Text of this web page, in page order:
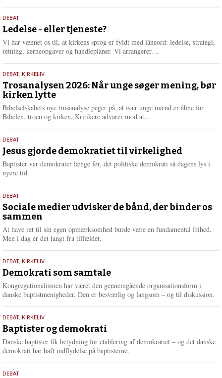
e
r
e
10.
juni
2026
DEBAT
Ledelse - eller tjeneste?
Vi har vænnet os til, at kirkens sprog er fyldt med låneord: ledelse, strategi,
retning, kerneopgaver og handleplaner. Vi arrangerer…
e
2.
juni
2026
DEBAT, KIRKELIV
Trosanalysen 2026: Når unge søger mening, bør
kirken lytte
Bibelselskabets nye trosanalyse peger på, at især unge mænd er åbne for
Bibelen, troen og kirken. Kritikere advarer mod at…
e
r
e
18.
maj
2026
DEBAT
Jesus gjorde demokratiet til virkelighed
Baptister var demokrater længe før, det politiske demokrati så dagens lys i
nyere tid.
18.
maj
2026
DEBAT
Sociale medier udvisker de bånd, der binder os
sammen
At have ret til sin egen opmærksomhed burde være en fundamental frihed.
Men i dag er det langt fra tilfældet.
18.
maj
2026
DEBAT, KIRKELIV
Demokrati som samtale
Kongregationalismen har været den gennemgående organisationsform i
danske baptistmenigheder. Den er besværlig og langsom – og til diskussion.
18.
maj
2026
DEBAT, KIRKELIV
Baptister og demokrati
Danske baptister fik betydning for etablering af demokratiet – og det danske
demokrati har haft indflydelse på baptisterne.
18.
DEBAT